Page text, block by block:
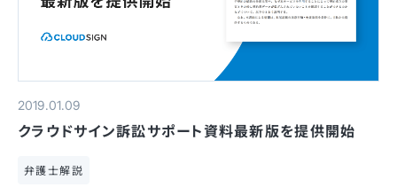
2019.01.09
クラウドサイン訴訟サポート資料最新版を提供開始
弁護士解説